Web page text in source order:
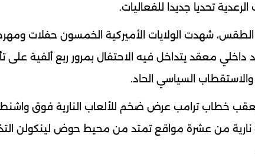
تحديا جديدا للفعاليات.
شهدت الولايات الأميركية الخمسون حفلات
معقد يتداخل فيه الاحتفال بمرور ربع ألفية
والاستقطاب السياسي الحاد.
خطاب ترامب عرض ضخم للألعاب النارية فوق
نارية من عشرة مواقع تمتد من محيط حوض لينكولن